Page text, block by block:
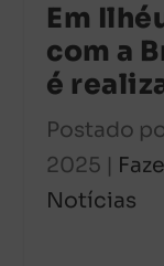
Em
com a
é
Postado
2025 |
Notícias